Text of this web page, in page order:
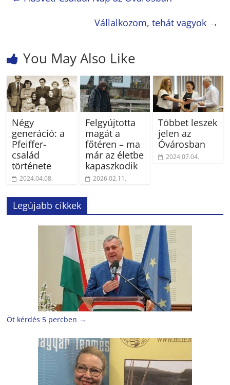
Vállalkozom, tehát vagyok →
You May Also Like
Négy
generáció: a
Pfeiffer-
család
története
2024.04.08.
Felgyújtotta
magát a
főtéren – ma
már az életbe
kapaszkodik
2026.02.11.
Többet leszek
jelen az
Óvárosban
2024.07.04.
Legújabb cikkek
Öt kérdés 5 percben →